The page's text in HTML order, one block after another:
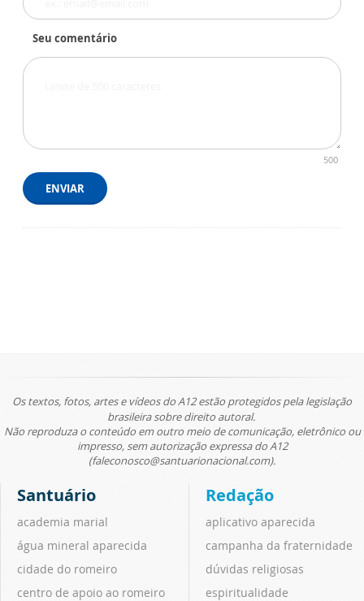
Seu comentário
500
ENVIAR
Os textos, fotos, artes e vídeos do A12 estão protegidos pela legislação
brasileira sobre direito autoral.
Não reproduza o conteúdo em outro meio de comunicação, eletrônico ou
impresso, sem autorização expressa do A12
(faleconosco@santuarionacional.com).
Santuário
academia marial
água mineral aparecida
cidade do romeiro
centro de apoio ao romeiro
Redação
aplicativo aparecida
campanha da fraternidade
dúvidas religiosas
espiritualidade